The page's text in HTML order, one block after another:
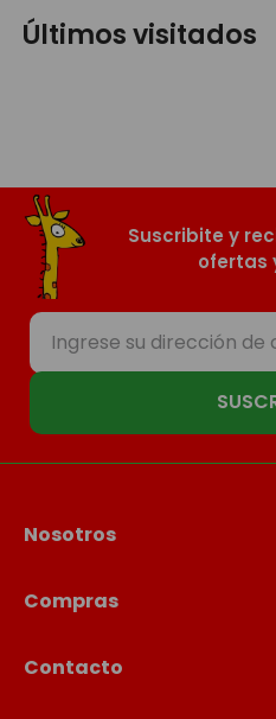
Últimos visitados
Suscribite y
ofertas
Nosotros
Compras
Contacto